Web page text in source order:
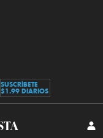
SUSCRÍBETE
$1.99 DIARIOS